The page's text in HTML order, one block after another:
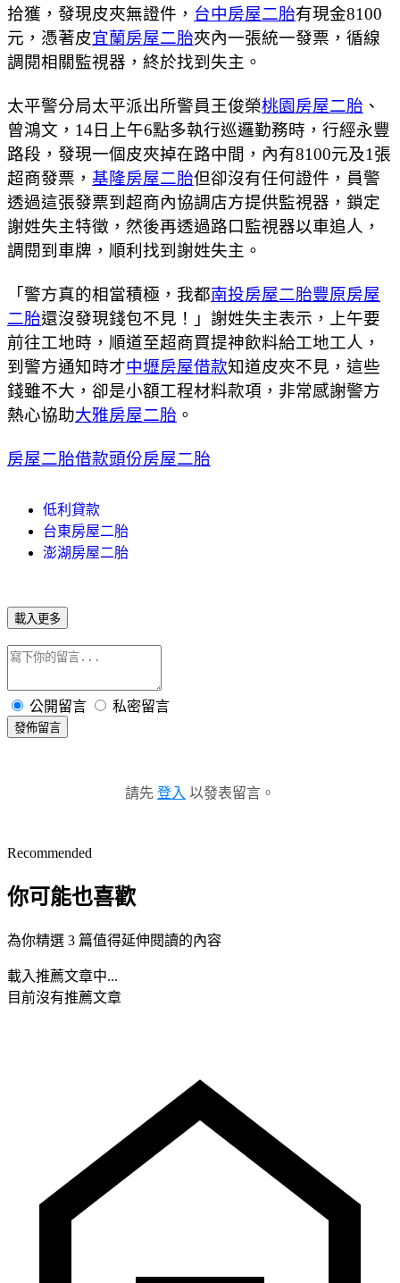
拾獲，發現皮夾無證件， 台中房屋二胎有現金8100
元，憑著皮宜蘭房屋二胎夾內一張統一發票，循線
調閱相關監視器，終於找到失主。
太平警分局太平派出所警員王俊榮桃園房屋二胎 、
曾鴻文，14日上午6點多執行巡邏勤務時，行經永豐
路段，發現一個皮夾掉在路中間，內有8100元及1張
超商發票， 基隆房屋二胎但卻沒有任何證件，員警
透過這張發票到超商內協調店方提供監視器，鎖定
謝姓失主特徵，然後再透過路口監視器以車追人，
調閱到車牌，順利找到謝姓失主。
「警方真的相當積極，我都南投房屋二胎豐原房屋
二胎還沒發現錢包不見！」謝姓失主表示，上午要
前往工地時，順道至超商買提神飲料給工地工人，
到警方通知時才中壢房屋借款知道皮夾不見，這些
錢雖不大，卻是小額工程材料款項，非常感謝警方
熱心協助大雅房屋二胎 。
房屋二胎借款頭份房屋二胎
低利貸款
台東房屋二胎
澎湖房屋二胎
載入更多
公開留言 私密留言
發佈留言
請先 登入 以發表留言。
Recommended
你可能也喜歡
為你精選 3 篇值得延伸閱讀的內容
載入推薦文章中...
目前沒有推薦文章